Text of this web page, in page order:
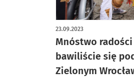
Mnóstwo
bawiliście się
Zielonym
23.09.2023
artykuł z galerią zdjęć